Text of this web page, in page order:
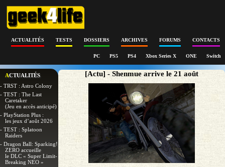
ACTUALITÉS TESTS DOSSIERS ARCHIVES FORUMS CONTACTS
PC PS5 PS4 Xbox Series X ONE Switch
ACTUALITÉS
- TRST : Astro Colony
- TEST : The Last
Caretaker
(Jeu en accès anticipé)
- PlayStation Plus :
les jeux d’août 2026
- TEST : Splatoon
Raiders
- Dragon Ball: Sparking!
ZERO accueille
le DLC « Super Limit-
Breaking NEO »
[Actu] - Shenmue arrive le 21 août